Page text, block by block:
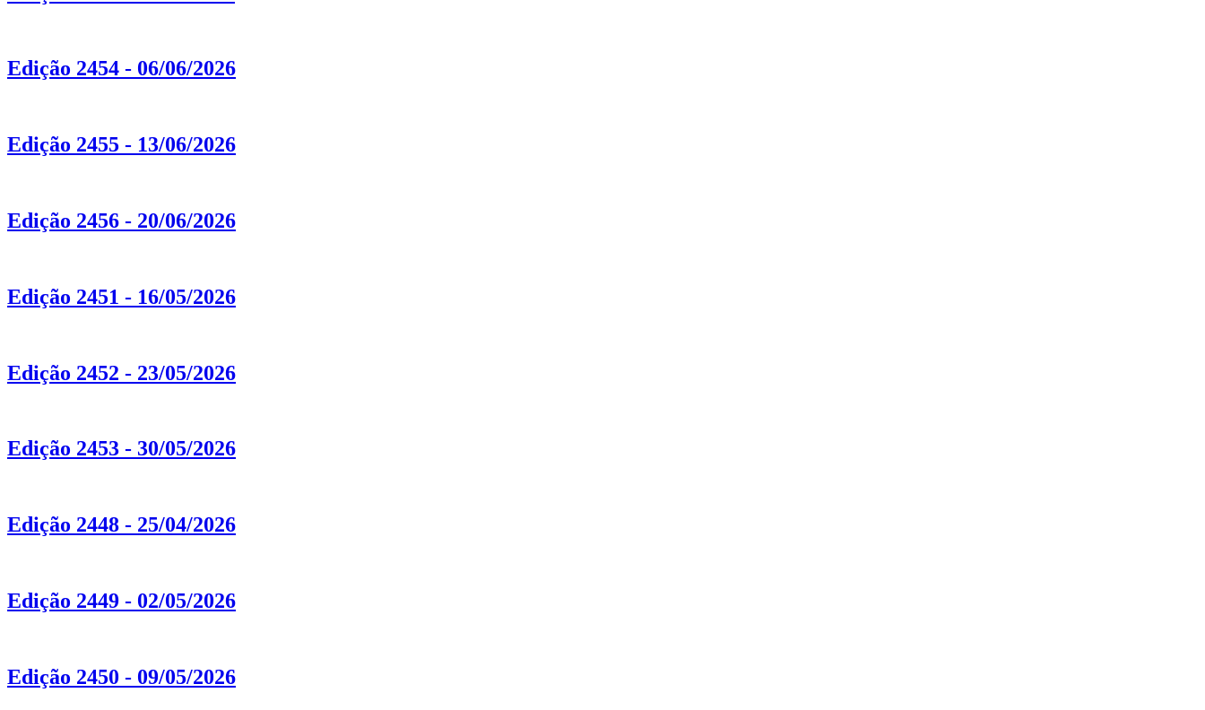
Edição 2454 - 06/06/2026
Edição 2455 - 13/06/2026
Edição 2456 - 20/06/2026
Edição 2451 - 16/05/2026
Edição 2452 - 23/05/2026
Edição 2453 - 30/05/2026
Edição 2448 - 25/04/2026
Edição 2449 - 02/05/2026
Edição 2450 - 09/05/2026